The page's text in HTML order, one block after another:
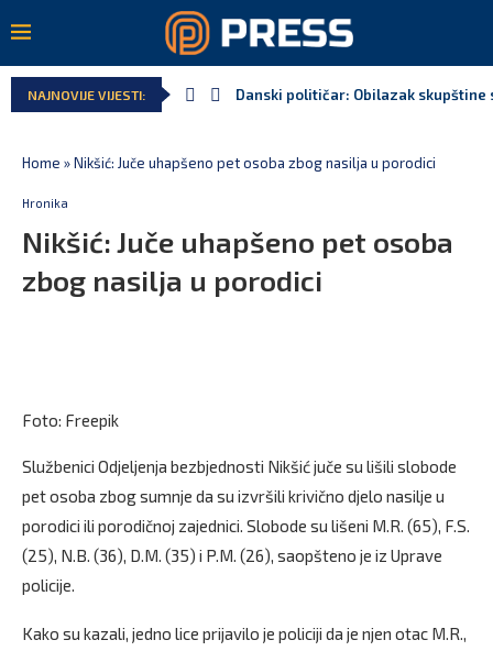
NAJNOVIJE VIJESTI: Danski političar: Obilazak skupštine
Home »Nikšić: Juče uhapšeno pet osoba zbog nasilja u porodici
Hronika
Nikšić: Juče uhapšeno pet osoba
zbog nasilja u porodici
Foto: Freepik
Službenici Odjeljenja bezbjednosti Nikšić juče su lišili slobode
pet osoba zbog sumnje da su izvršili krivično djelo nasilje u
porodici ili porodičnoj zajednici. Slobode su lišeni M.R. (65), F.S.
(25), N.B. (36), D.M. (35) i P.M. (26), saopšteno je iz Uprave
policije.
Kako su kazali, jedno lice prijavilo je policiji da je njen otac M.R.,